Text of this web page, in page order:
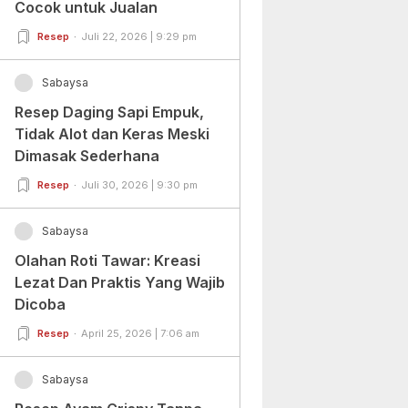
Cocok untuk Jualan
Resep Juli 22, 2026 | 9:29 pm
Sabaysa
Resep Daging Sapi Empuk,
Tidak Alot dan Keras Meski
Dimasak Sederhana
Resep Juli 30, 2026 | 9:30 pm
Sabaysa
Olahan Roti Tawar: Kreasi
Lezat Dan Praktis Yang Wajib
Dicoba
Resep April 25, 2026 | 7:06 am
Sabaysa